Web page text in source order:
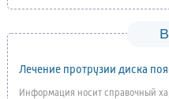
Лечение протрузии диска
Информация носит справочный